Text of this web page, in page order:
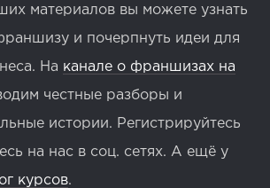
материалов вы можете узнать
и почерпнуть идеи для
На канале о франшизах на
честные разборы и
истории. Регистрируйтесь
на нас в соц. сетях. А ещё у
курсов.